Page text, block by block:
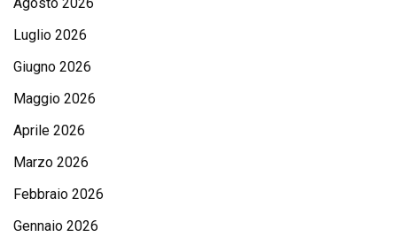
Luglio 2026
Giugno 2026
Maggio 2026
Aprile 2026
Marzo 2026
Febbraio 2026
Gennaio 2026